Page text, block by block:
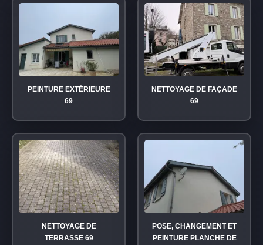
PEINTURE EXTÉRIEURE
69
NETTOYAGE DE FAÇADE
69
NETTOYAGE DE
TERRASSE 69
POSE, CHANGEMENT ET
PEINTURE PLANCHE DE